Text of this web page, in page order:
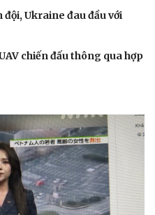
Sao Việt
Ukraine đau đầu với
chiến đấu thông qua hợp